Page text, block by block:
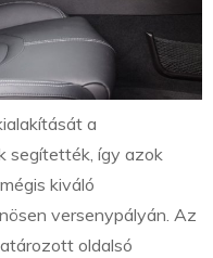
a
segítették, így azok
kiváló
versenypályán. Az
oldalsó